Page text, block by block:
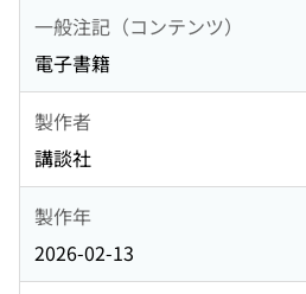
一般注記（コンテンツ）
電子書籍
製作者
講談社
製作年
2026-02-13